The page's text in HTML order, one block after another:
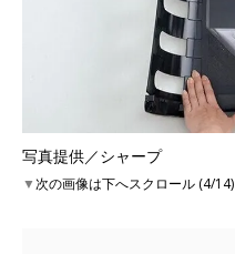
写真提供／シャープ
▼次の画像は下へスクロール (4/14)